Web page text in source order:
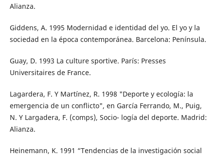
Alianza.
Giddens, A. 1995 Modernidad e identidad del yo. El yo y la
sociedad en la época contemporánea. Barcelona: Península.
Guay, D. 1993 La culture sportive. París: Presses
Universitaires de France.
Lagardera, F. Y Martínez, R. 1998 "Deporte y ecología: la
emergencia de un conflicto", en García Ferrando, M., Puig,
N. Y Largadera, F. (comps), Socio- logía del deporte. Madrid:
Alianza.
Heinemann, K. 1991 “Tendencias de la investigación social